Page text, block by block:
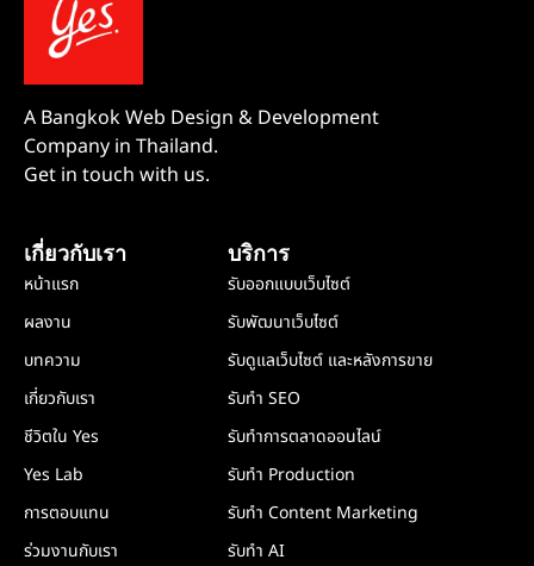
A Bangkok Web Design & Development
Company in Thailand.
Get in touch with us.
เกี่ยวกับเรา
หน้าแรก
ผลงาน
บทความ
เกี่ยวกับเรา
ชีวิตใน Yes
Yes Lab
การตอบแทน
ร่วมงานกับเรา
บริการ
รับออกแบบเว็บไซต์
รับพัฒนาเว็บไซต์
รับดูแลเว็บไซต์ และหลังการขาย
รับทำ SEO
รับทำการตลาดออนไลน์
รับทำ Production
รับทำ Content Marketing
รับทำ AI